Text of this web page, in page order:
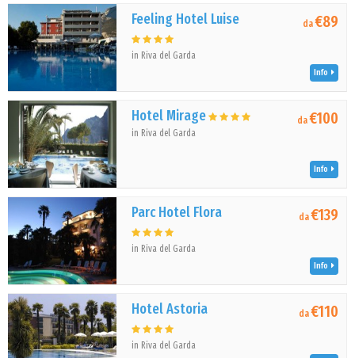
Feeling Hotel Luise
in Riva del Garda
da€89
Info
Hotel Mirage
in Riva del Garda
da€100
Info
Parc Hotel Flora
in Riva del Garda
da€139
Info
Hotel Astoria
in Riva del Garda
da€110